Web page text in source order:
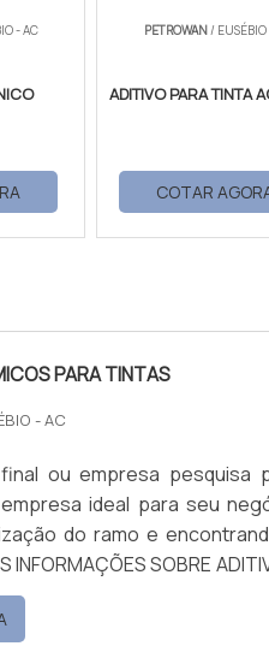
- AC PETROWAN/ EUSÉBIO
ADITIVO PARA TINTA
COTAR
PARA TINTAS
- AC
ou empresa pesquisa
ideal para seu
do ramo e
químicos para
atua com ligante